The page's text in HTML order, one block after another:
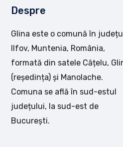
Despre
Glina este o comună în
Ilfov, Muntenia, România,
formată din satele Cățelu,
(reședința) și Manolache.
Comuna se află în sud-estul
județului, la sud-est de
București.